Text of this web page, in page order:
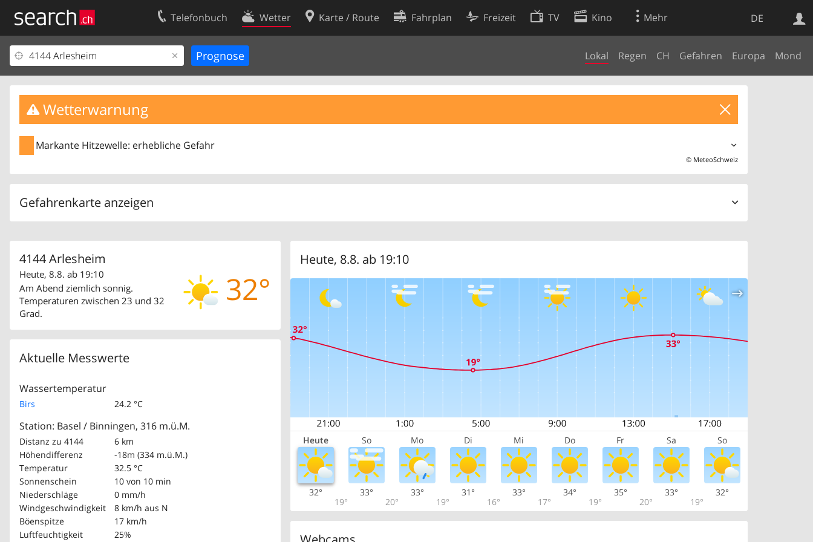
DE
Telefonbuch Wetter Karte / Route Fahrplan Freizeit TV Kino Mehr
Lokal Regen CH Gefahren Europa Mond
Wetterwarnung
Markante Hitzewelle: erhebliche Gefahr
© MeteoSchweiz
Gefahrenkarte anzeigen
4144 Arlesheim
32°
Heute, 8.8. ab 19:10
Am Abend ziemlich sonnig.
Temperaturen zwischen 23 und 32
Grad.
Aktuelle Messwerte
Wassertemperatur
Birs 24.2 °C
Station: Basel / Binningen, 316 m.ü.M.
Distanz zu 4144
6 km
Höhendifferenz
-18m (334 m.ü.M.)
Temperatur
32.5 °C
Sonnenschein
10 von 10 min
Niederschläge
0 mm/h
Windgeschwindigkeit
8 km/h aus N
Böenspitze
17 km/h
Luftfeuchtigkeit
25%
Heute, 8.8. ab 19:10
Heute So Mo Di Mi Do Fr Sa So
32°
19°
33°
20°
33°
19°
31°
16°
33°
17°
34°
19°
35°
20°
33°
19°
32°
Websuche
Ihr Eintrag
Kundencenter Geschäftskunden
Impressum
Kontakt
Nutzungsbedingungen
Datenschutzerklärung
Cookie-Einstellungen
Entwickler